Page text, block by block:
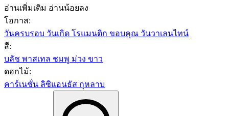
อ่านเพิ่มเติม อ่านน้อยลง
โอกาส:
วันครบรอบ วันเกิด โรแมนติก ขอบคุณ วันวาเลนไทน์
สี:
บลัช พาสเทล ชมพู ม่วง ขาว
ดอกไม้:
คาร์เนชั่น ลิซิแอนธัส กุหลาบ